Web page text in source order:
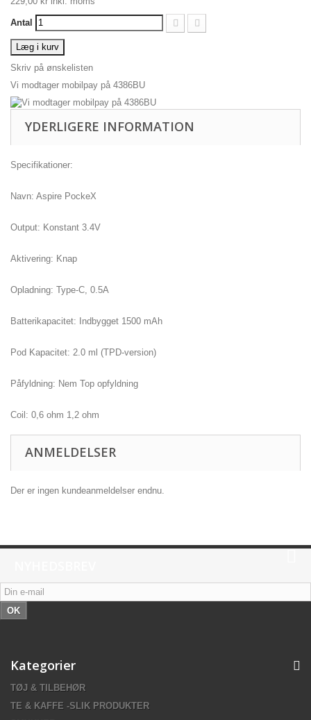
Antal
Læg i kurv
Skriv på ønskelisten
Vi modtager mobilpay på 4386BU
YDERLIGERE INFORMATION
Specifikationer:
Navn: Aspire PockeX
Output: Konstant 3.4V
Aktivering: Knap
Opladning: Type-C, 0.5A
Batterikapacitet: Indbygget 1500 mAh
Pod Kapacitet: 2.0 ml (TPD-version)
Påfyldning: Nem Top opfyldning
Coil: 0,6 ohm 1,2 ohm
ANMELDELSER
Der er ingen kundeanmeldelser endnu.
OK
Kategorier
TØJ & TILBEHØR
TE & KAFFE -SLIK PRODUKTER